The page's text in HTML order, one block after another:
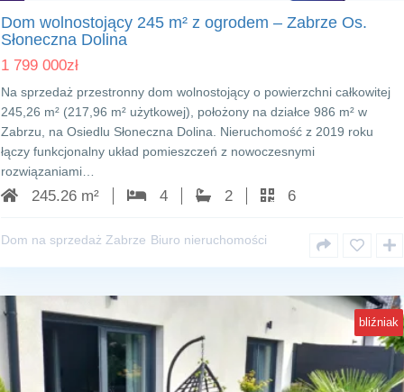
Dom wolnostojący 245 m² z ogrodem – Zabrze Os.
Słoneczna Dolina
1 799 000zł
Na sprzedaż przestronny dom wolnostojący o powierzchni całkowitej
245,26 m² (217,96 m² użytkowej), położony na działce 986 m² w
Zabrzu, na Osiedlu Słoneczna Dolina. Nieruchomość z 2019 roku
łączy funkcjonalny układ pomieszczeń z nowoczesnymi
rozwiązaniami…
245.26 m² 4 2 6
Dom na sprzedaż Zabrze Biuro nieruchomości
bliźniak